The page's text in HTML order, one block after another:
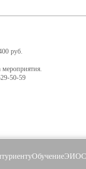
руб.
мероприятия.
50-59
ОбучениеЭИОС